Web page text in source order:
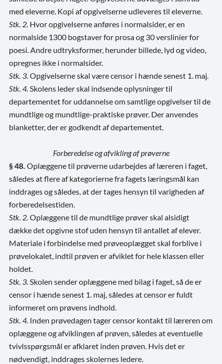
med eleverne. Kopi af opgivelserne udleveres til eleverne.
Stk. 2. Hvor opgivelserne anføres i normalsider, er en
normalside 1300 bogstaver for prosa og 30 verslinier for
poesi. Andre udtryksformer, herunder billede, lyd og video,
opregnes ikke i normalsider.
Stk. 3. Opgivelserne skal være censor i hænde senest 1. maj
Stk. 4. Skolens leder skal indsende oplysninger til
departementet for uddannelse om samtlige opgivelser til de
mundtlige og mundtlige-praktiske prøver. Der anvendes
blanketter, der er godkendt af departementet.
Forberedelse og afvikling af prøverne
§ 48. Oplæggene til prøverne udarbejdes af læreren i faget,
således at flere af kategorierne fra fagets læringsmål kan
inddrages og således, at der tages hensyn til varigheden af
forberedelsestiden.
Stk. 2. Oplæggene til de mundtlige prøver skal alsidigt
dække det opgivne stof uden hensyn til antallet af elever.
Materiale i forbindelse med prøveoplægget skal forblive i
prøvelokalet, indtil prøven er afviklet for hele klassen eller
holdet.
Stk. 3. Skolen sender oplæggene med bilag i faget, så de er
censor i hænde senest 1. maj, således at censor er fuldt
informeret om prøvens indhold.
Stk. 4. Inden prøvedagen tager censor kontakt til læreren om
oplæggene og afviklingen af prøven, således at eventuelle
tvivlsspørgsmål er afklaret inden prøven. Hvis det er
nødvendigt, inddrages skolernes ledere.